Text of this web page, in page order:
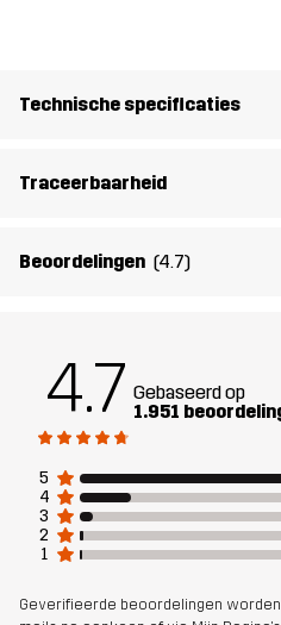
359g
Artikelnummer
Technische specificaties
Traceerbaarheid
Beoordelingen (4.7)
4.7 Gebaseerd op
1.951
5
4
3
2
1
Geverifieerde beoordelingen